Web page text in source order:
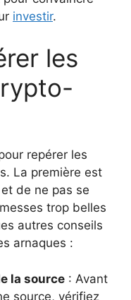
investir.
les
repérer les
La première est
de ne pas se
trop belles
autres conseils
arnaques :
la source : Avant
source, vérifiez